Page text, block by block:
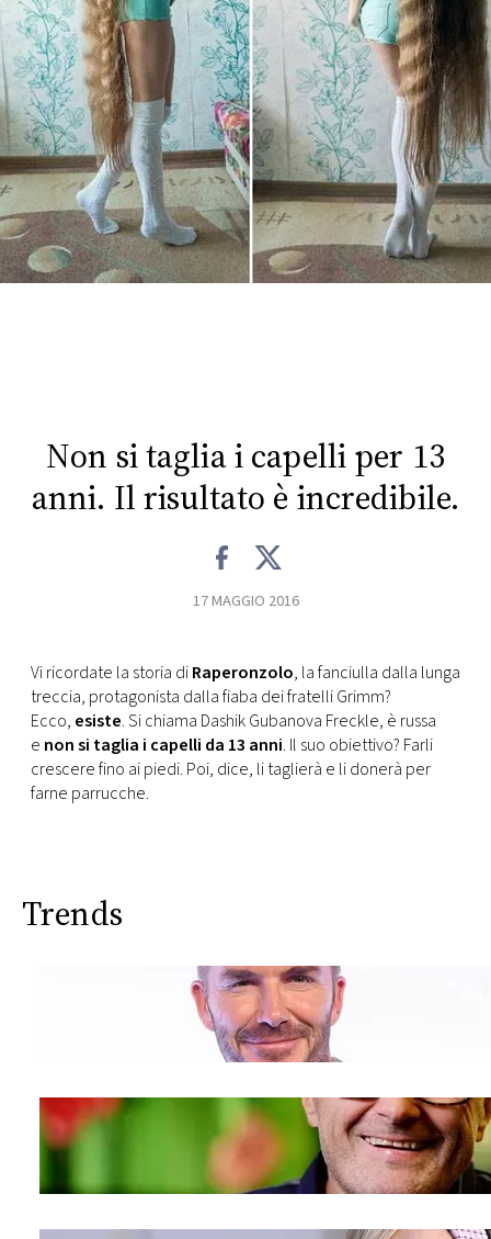
FOTO
CONCORSI
EVENTI
VIDEO
RMC
CONSIGLIA
Non si taglia i capelli per 13
anni. Il risultato è incredibile.
17 MAGGIO 2016
Vi ricordate la storia diRaperonzolo, la fanciulla dalla lunga
treccia, protagonista dalla fiaba dei fratelli Grimm?
Ecco, esiste. Si chiama Dashik Gubanova Freckle, è russa
e non si taglia i capelli da 13 anni. Il suo obiettivo? Farli
crescere fino ai piedi. Poi, dice, li taglierà e li donerà per
farne parrucche.
Trends